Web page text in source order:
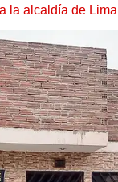
la alcaldía de